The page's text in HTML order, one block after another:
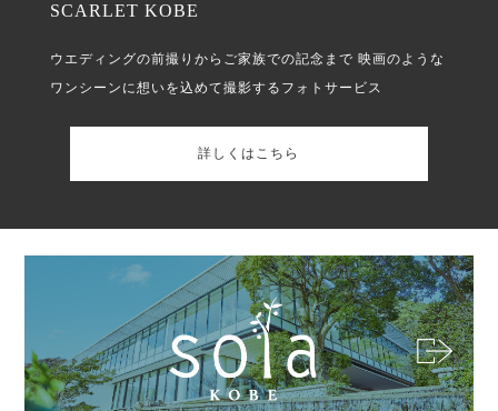
SCARLET KOBE
ウエディングの前撮りからご家族での記念まで 映画のような
ワンシーンに想いを込めて撮影するフォトサービス
詳しくはこちら